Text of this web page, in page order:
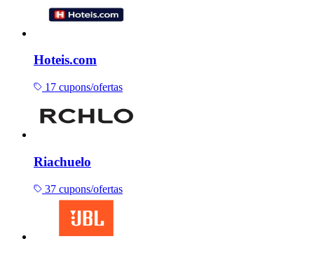
Hoteis.com
17 cupons/ofertas
Riachuelo
37 cupons/ofertas